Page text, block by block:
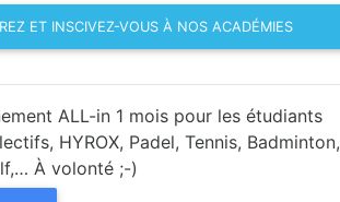
ET INSCIVEZ-VOUS À NOS ACADÉMIES
ALL-in 1 mois pour les étudiants
HYROX, Padel, Tennis, Badminton,
À volonté ;-)